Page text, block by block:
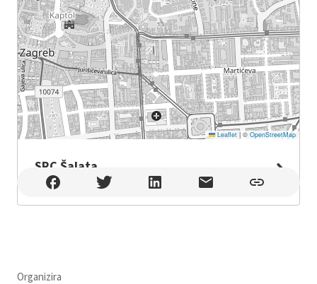
Leaflet |© OpenStreetMap
SRC Šalata
SRC Šalata , Zagreb
Organizira